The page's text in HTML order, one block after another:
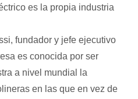
es la propia industria
fundador y jefe ejecutivo
es conocida por ser
a nivel mundial la
en las que en vez de